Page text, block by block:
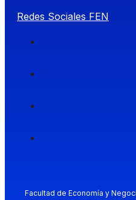
Redes Sociales FEN
Facultad de Economía y